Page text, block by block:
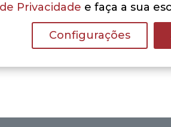
Nenhum resultado
Privacidade e faça a sua
Configurações